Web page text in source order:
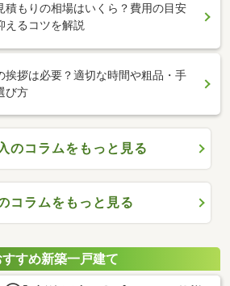
積もりの相場はいくら？費用の目安
えるコツを解説
挨拶は必要？適切な時間や粗品・手
び方
のコラムをもっと見る
コラムをもっと見る
すめ新築一戸建て